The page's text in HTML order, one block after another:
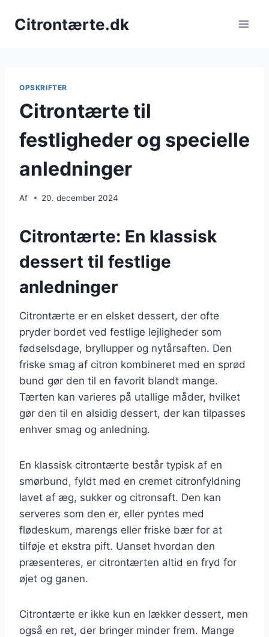
Citrontærte.dk
OPSKRIFTER
Citrontærte til
festligheder og specielle
anledninger
Af 20. december 2024
Citrontærte: En klassisk
dessert til festlige
anledninger
Citrontærte er en elsket dessert, der ofte
pryder bordet ved festlige lejligheder som
fødselsdage, bryllupper og nytårsaften. Den
friske smag af citron kombineret med en sprød
bund gør den til en favorit blandt mange.
Tærten kan varieres på utallige måder, hvilket
gør den til en alsidig dessert, der kan tilpasses
enhver smag og anledning.
En klassisk citrontærte består typisk af en
smørbund, fyldt med en cremet citronfyldning
lavet af æg, sukker og citronsaft. Den kan
serveres som den er, eller pyntes med
flødeskum, marengs eller friske bær for at
tilføje et ekstra pift. Uanset hvordan den
præsenteres, er citrontærten altid en fryd for
øjet og ganen.
Citrontærte er ikke kun en lækker dessert, men
også en ret, der bringer minder frem. Mange